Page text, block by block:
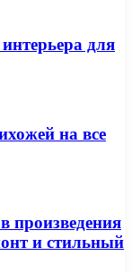
для
на все
произведения
и стильный